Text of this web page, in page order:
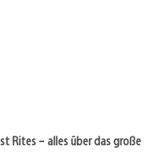
Rites – alles über das große